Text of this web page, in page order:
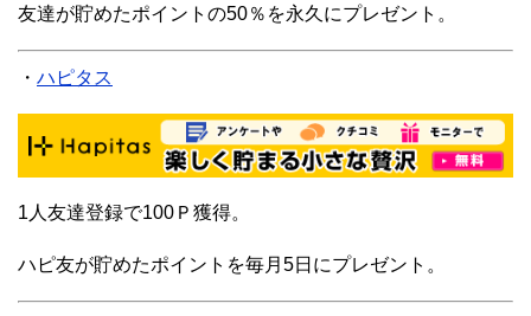
友達が貯めたポイントの50％を永久にプレゼント。
・ ハピタス
1人友達登録で100Ｐ獲得。
ハピ友が貯めたポイントを毎月5日にプレゼント。